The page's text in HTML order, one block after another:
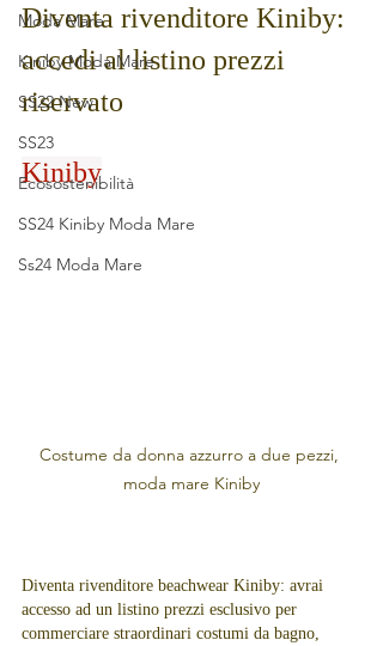
Moda Mare
Kiniby Moda Mare
SS22 New
SS23
Ecosostenibilità
SS24 Kiniby Moda Mare
Ss24 Moda Mare
Diventa rivenditore Kiniby:
accedi al listino prezzi
riservato
Kiniby
Costume da donna azzurro a due pezzi,
moda mare Kiniby
Diventa rivenditore beachwear Kiniby: avrai
accesso ad un listino prezzi esclusivo per
commerciare straordinari costumi da bagno,